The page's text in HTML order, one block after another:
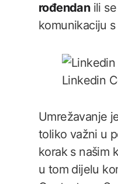
rođendanili se
komunikaciju
Linkedin
Umrežavanje
toliko važni u
korak s našim
u tom dijelu